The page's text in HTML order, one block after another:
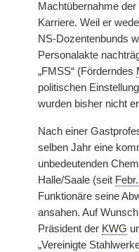
Machtübernahme
Karriere. Weil er
NS-Dozentenbunds
Personalakte
„FMSS“ (Förderndes
politischen
wurden bisher nicht
Nach einer
selben Jahr eine
unbedeutenden
Halle/Saale (seit Febr.
Funktionäre seine
ansahen. Auf
Präsident der KWG
„Vereinigte